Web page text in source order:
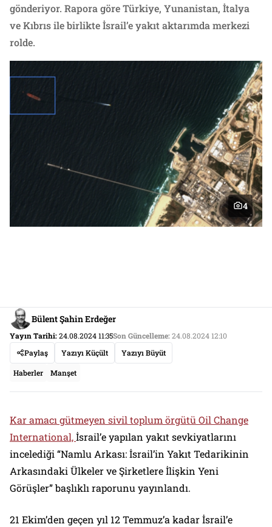
gönderiyor. Rapora göre Türkiye, Yunanistan, İtalya
ve Kıbrıs ile birlikte İsrail’e yakıt aktarımda merkezi
rolde.
4
Bülent Şahin Erdeğer
Yayın Tarihi:24.08.2024 11:35Son Güncelleme:24.08.2024 12:10
Paylaş
Yazıyı Küçült Yazıyı Büyüt
Haberler Manşet
Kar amacı gütmeyen sivil toplum örgütü Oil Change
International,İsrail’e yapılan yakıt sevkiyatlarını
incelediği “Namlu Arkası: İsrail’in Yakıt Tedarikinin
Arkasındaki Ülkeler ve Şirketlere İlişkin Yeni
Görüşler” başlıklı raporunu yayınlandı.
21 Ekim’den geçen yıl 12 Temmuz’a kadar İsrail’e